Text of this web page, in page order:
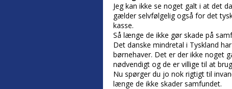
Jeg kan ikke se noget galt i at det
gælder selvfølgelig også for det
kasse.
Så længe de ikke gør skade på
Det danske mindretal i Tyskland
børnehaver. Det er der ikke noget
nødvendigt og de er villige til at
Nu spørger du jo nok rigtigt til
længe de ikke skader samfundet.